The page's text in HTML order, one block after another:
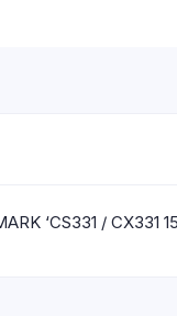
‘CS331 / CX331